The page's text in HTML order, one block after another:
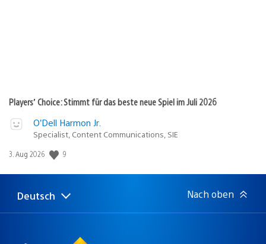
Players’ Choice: Stimmt für das beste neue Spiel im Juli 2026
O’Dell Harmon Jr.
Specialist, Content Communications, SIE
Veröffentlichungsdatum:
3. Aug 2026 9
Select
Aktuelle
Deutsch Nach oben